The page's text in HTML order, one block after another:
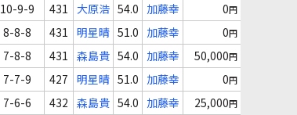
10-9-9 431 大原浩 54.0 加藤幸 0円
8-8-8 431 明星晴 51.0 加藤幸 0円
7-8-8 431 森島貴 54.0 加藤幸 50,000円
7-7-9 427 明星晴 51.0 加藤幸 0円
7-6-6 432 森島貴 54.0 加藤幸 25,000円